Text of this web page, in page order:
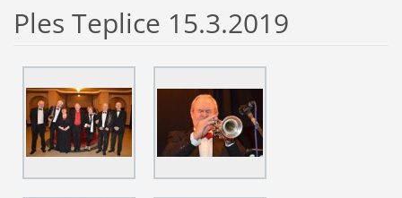
Ples Teplice 15.3.2019